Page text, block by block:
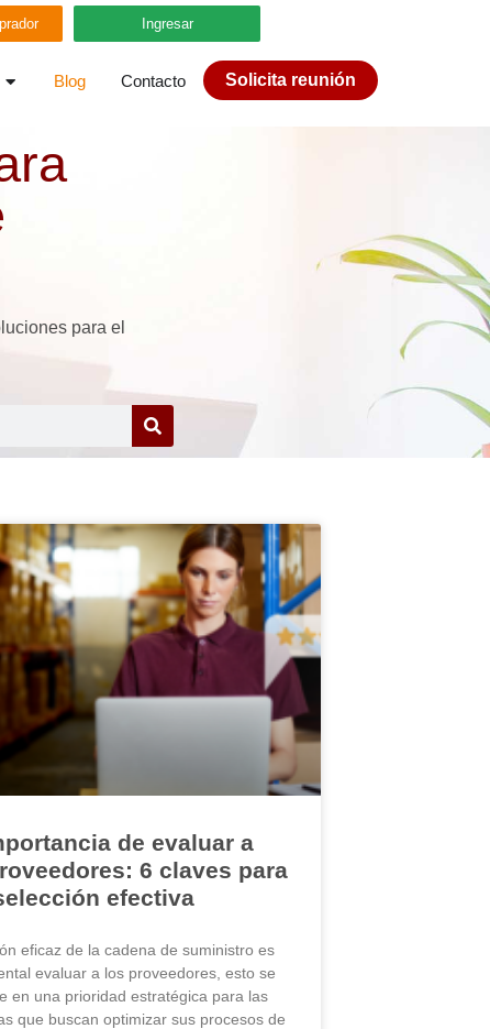
Ingresar
Blog Contacto Solicita reunión
para el
de evaluar a
6 claves para
efectiva
eficaz de la cadena de suministro es
evaluar a los proveedores, esto se
en una prioridad estratégica para las
que buscan optimizar sus procesos de